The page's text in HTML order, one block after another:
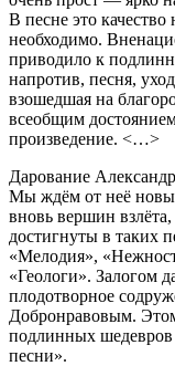
В песне это
необходимо.
приводило к
напротив, песня,
взошедшая на
всеобщим
произведение. <…>
Дарование
Мы ждём от неё
вновь вершин
достигнуты в таких
«Мелодия»,
«Геологи». Залогом
плодотворное
Добронравовым.
подлинных шедевров
песни».